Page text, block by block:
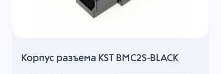
Корпус разъема KST BMC2S-BLACK